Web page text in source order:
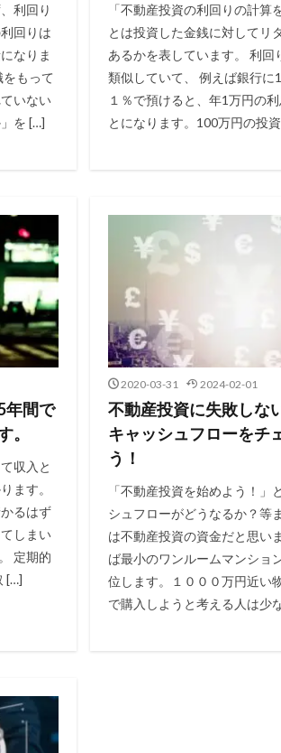
利回り
回りは
なりま
もって
いない
を […]
「不動産投資の利回りの計算
とは投資した金銭に対してリ
あるかを表しています。 利回
類似していて、 例えば銀行に
１％で預けると、年1万円の
とになります。100万円の投
年間で
。
収入と
ます。
るはず
しまい
定期的
[…]
2020-03-31 2024-02-01
不動産投資に失敗しな
キャッシュフローをチ
う！
「不動産投資を始めよう！」
シュフローがどうなるか？等
は不動産投資の資金だと思い
ば最小のワンルームマンショ
位します。１０００万円近い
で購入しようと考える人は少